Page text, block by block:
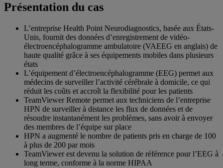
Présentation du cas
L’entreprise Health Point Neurodiagnostics, basée aux États-
Unis, fournit des données d’enregistrement de vidéo-
électroencéphalogramme ambulatoire (VAEEG en anglais) de
haute qualité grâce à ses équipements mobiles dans plusieurs
états
L’équipement d’électroencéphalogramme (EEG) permet aux
médecins de surveiller l’activité cérébrale à domicile, ce qui
réduit les coûts et accroît la flexibilité pour les patients
TeamViewer Remote permet aux techniciens de l’entreprise
HPN de surveiller à distance les flux de données et de
résoudre instantanément les problèmes, sans avoir à envoyer
des membres de l’équipe sur place
HPN a augmenté le nombre de patients pris en charge de 100
à plus de 200 par mois
TeamViewer est devenu la solution de référence pour l’EEG à
long terme, conforme à la norme HIPAA